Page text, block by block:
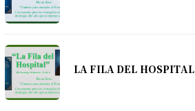
LA FILA DEL HOSPITAL